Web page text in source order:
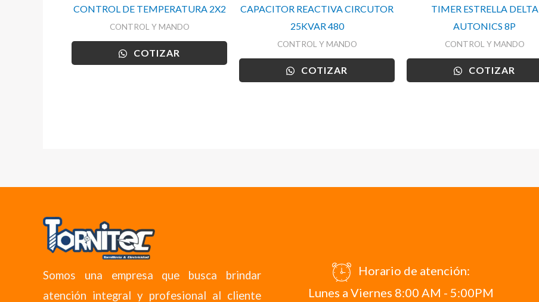
CONTROL DE TEMPERATURA 2X2
CONTROL Y MANDO
COTIZAR
CAPACITOR REACTIVA CIRCUTOR
25KVAR 480
CONTROL Y MANDO
COTIZAR
TIMER ESTRELLA DELTA
AUTONICS 8P
CONTROL Y MANDO
COTIZAR
Somos una empresa que busca brindar
atención integral y profesional al cliente
Horario de atención:
Lunes a Viernes 8:00 AM - 5:00PM